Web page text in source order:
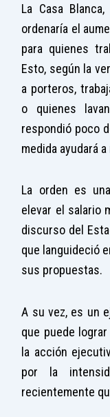
La Casa
ordenaría el
para quienes
Esto, según la
a porteros,
o quienes
respondió poco
medida ayudará
La orden es
elevar el salario
discurso del
que languideció
sus propuestas.
A su vez, es un
que puede
la acción
por la
recientemente